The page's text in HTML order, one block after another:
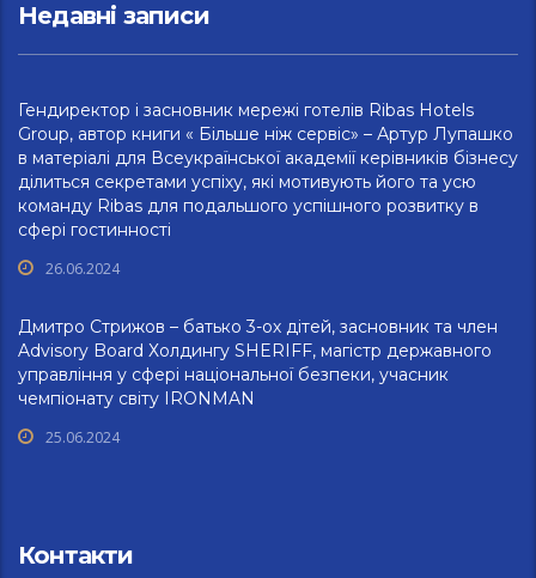
Недавні записи
Гендиректор і засновник мережі готелів Ribas Hotels
Group, автор книги « Більше ніж сервіс» – Артур Лупашко
в матеріалі для Всеукраїнської академії керівників бізнесу
ділиться секретами успіху, які мотивують його та усю
команду Ribas для подальшого успішного розвитку в
сфері гостинності
26.06.2024
Дмитро Стрижов – батько 3-ох дітей, засновник та член
Advisory Board Холдингу SHERIFF, магістр державного
управління у сфері національної безпеки, учасник
чемпіонату світу IRONMAN
25.06.2024
Контакти